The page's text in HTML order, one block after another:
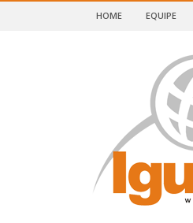
E SUDOESTE DA BAHIA
HOME EQUIPE